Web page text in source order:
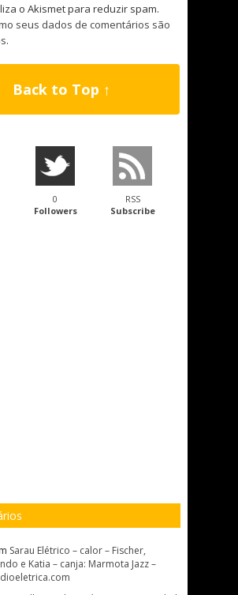
o Akismet para reduzir spam.
seus dados de comentários são
.
Back to Top ↑
0
Followers
RSS
Subscribe
Sarau Elétrico – calor – Fischer,
e Katia – canja: Marmota Jazz –